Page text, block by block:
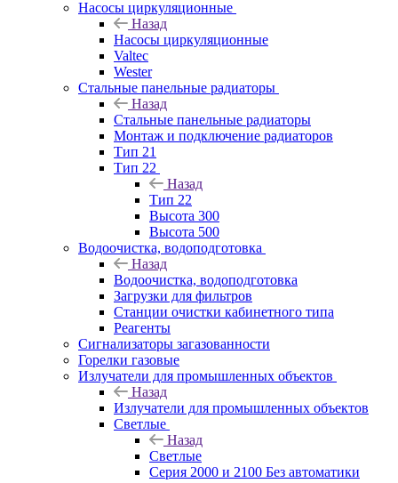
Насосы циркуляционные
Назад
Насосы циркуляционные
Valtec
Wester
Стальные панельные радиаторы
Назад
Стальные панельные радиаторы
Монтаж и подключение радиаторов
Тип 21
Тип 22
Назад
Тип 22
Высота 300
Высота 500
Водоочистка, водоподготовка
Назад
Водоочистка, водоподготовка
Загрузки для фильтров
Станции очистки кабинетного типа
Реагенты
Сигнализаторы загазованности
Горелки газовые
Излучатели для промышленных объектов
Назад
Излучатели для промышленных объектов
Светлые
Назад
Светлые
Серия 2000 и 2100 Без автоматики